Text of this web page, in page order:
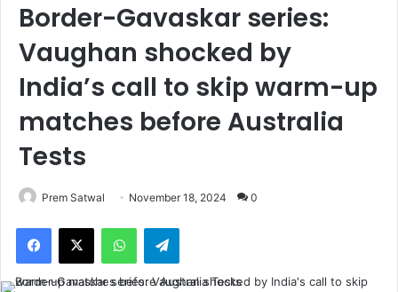
Border-Gavaskar series:
Vaughan shocked by
India’s call to skip warm-up
matches before Australia
Tests
Prem Satwal November 18, 2024 0
Facebook
X WhatsAppTelegram